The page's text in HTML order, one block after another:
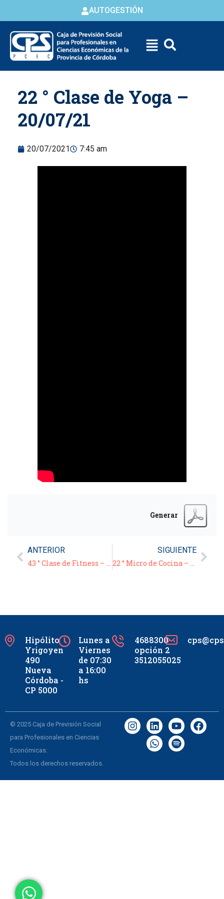
AUTOGESTIÓN
content
22 ° Clase de Yoga –
20/07/21
20/07/2021 7:45 am
Generar
ANTERIOR
43 ° Clase de Fitness – 19/07/21
SIGUIENTE
22 ° Micro de Cocina – “Bucatini alla carbonara”
Hipólito
Yrigoyen
490
Nueva
Córdoba -
CP 5000
Lunes a
Viernes
de 07:30
a 16:00
hs
4688300
opción 2
3512055025
© 2025 Caja de Previsión Social
para Profesionales en Ciencias
Económicas.
Todos los derechos reservados.